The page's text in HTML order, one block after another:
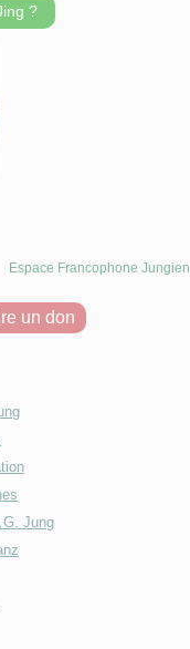
?
Espace Francophone Jungien
un don
Jung